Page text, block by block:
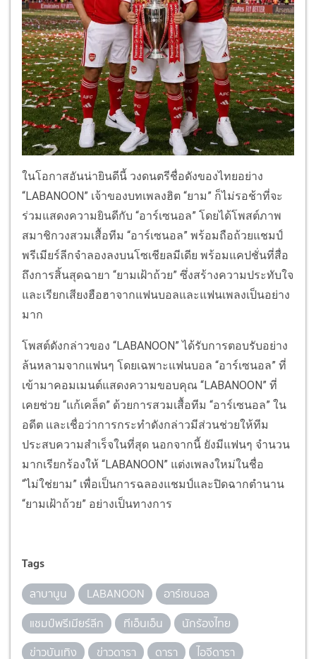
ในโอกาสอันน่ายินดีนี้ วงดนตรีชื่อดังของไทยอย่าง
“LABANOON” เจ้าของบทเพลงฮิต “ยาม” ก็ไม่รอช้าที่จะ
ร่วมแสดงความยินดีกับ “อาร์เซนอล” โดยได้โพสต์ภาพ
สมาชิกวงสวมเสื้อทีม “อาร์เซนอล” พร้อมถือถ้วยแชมป์
พรีเมียร์ลีกจำลองลงบนโซเชียลมีเดีย พร้อมแคปชั่นที่สื่อ
ถึงการสิ้นสุดฉายา “ยามเฝ้าถ้วย” ซึ่งสร้างความประทับใจ
และเรียกเสียงฮือฮาจากแฟนบอลและแฟนเพลงเป็นอย่าง
มาก
โพสต์ดังกล่าวของ “LABANOON” ได้รับการตอบรับอย่าง
ล้นหลามจากแฟนๆ โดยเฉพาะแฟนบอล “อาร์เซนอล” ที่
เข้ามาคอมเมนต์แสดงความขอบคุณ “LABANOON” ที่
เคยช่วย “แก้เคล็ด” ด้วยการสวมเสื้อทีม “อาร์เซนอล” ใน
อดีต และเชื่อว่าการกระทำดังกล่าวมีส่วนช่วยให้ทีม
ประสบความสำเร็จในที่สุด นอกจากนี้ ยังมีแฟนๆ จำนวน
มากเรียกร้องให้ “LABANOON” แต่งเพลงใหม่ในชื่อ
“ไม่ใช่ยาม” เพื่อเป็นการฉลองแชมป์และปิดฉากตำนาน
“ยามเฝ้าถ้วย” อย่างเป็นทางการ
Tags
ลาบานูน LABANOON
อาร์เซนอล
แชมป์พรีเมียร์ลีก
ทีเอ็นเอ็น
นักร้องไทย
ข่าวบันเทิง
ข่าวดารา ดารา ไอจีดารา